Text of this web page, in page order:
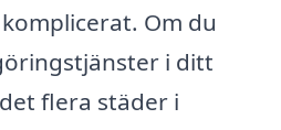
Om du
i ditt
flera städer i